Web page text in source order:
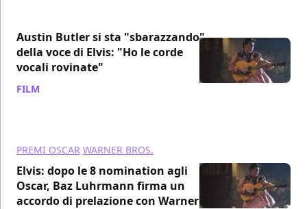
Austin Butler si sta "sbarazzando"
della voce di Elvis: "Ho le corde
vocali rovinate"
FILM
PREMI OSCAR WARNER BROS.
Elvis: dopo le 8 nomination agli
Oscar, Baz Luhrmann firma un
accordo di prelazione con Warner